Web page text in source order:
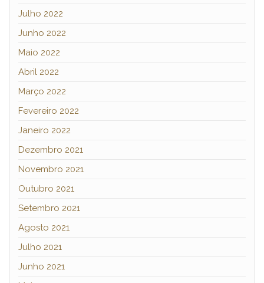
Julho 2022
Junho 2022
Maio 2022
Abril 2022
Março 2022
Fevereiro 2022
Janeiro 2022
Dezembro 2021
Novembro 2021
Outubro 2021
Setembro 2021
Agosto 2021
Julho 2021
Junho 2021